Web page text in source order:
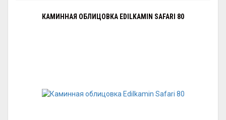
КАМИННАЯ ОБЛИЦОВКА EDILKAMIN SAFARI 80